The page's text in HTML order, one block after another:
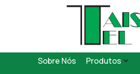
Sobre Nós Produtos